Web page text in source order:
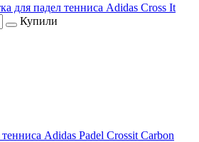
для падел тенниса Adidas Cross It
Купили
Adidas Padel Crossit Carbon